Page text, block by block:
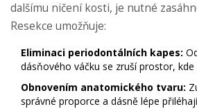
dalšímu ničení kosti, je nutné
Resekce umožňuje:
Eliminaci periodontálních kapes:
dásňového váčku se zruší prostor,
Obnovením anatomického tvaru:
správné proporce a dásně lépe